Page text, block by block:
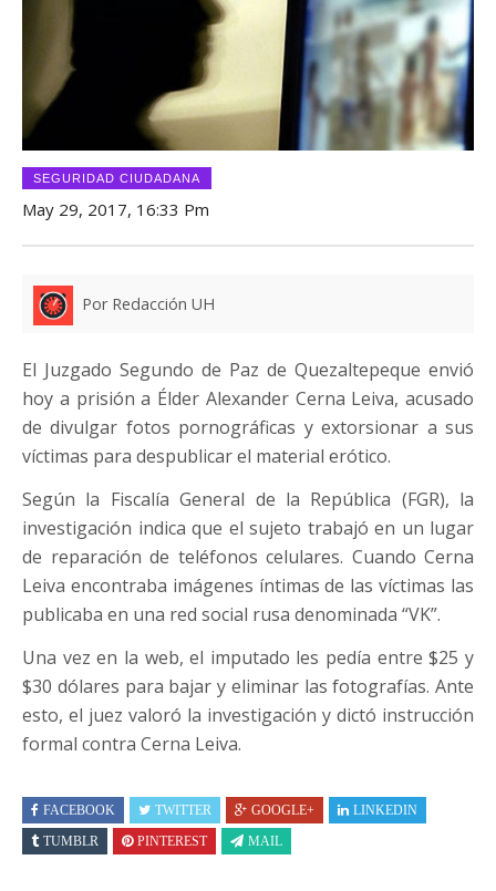
SEGURIDAD CIUDADANA
May 29, 2017, 16:33 Pm
Por Redacción UH
El Juzgado Segundo de Paz de Quezaltepeque envió
hoy a prisión a Élder Alexander Cerna Leiva, acusado
de divulgar fotos pornográficas y extorsionar a sus
víctimas para despublicar el material erótico.
Según la Fiscalía General de la República (FGR), la
investigación indica que el sujeto trabajó en un lugar
de reparación de teléfonos celulares. Cuando Cerna
Leiva encontraba imágenes íntimas de las víctimas las
publicaba en una red social rusa denominada “VK”.
Una vez en la web, el imputado les pedía entre $25 y
$30 dólares para bajar y eliminar las fotografías. Ante
esto, el juez valoró la investigación y dictó instrucción
formal contra Cerna Leiva.
FACEBOOK TWITTER GOOGLE+
LINKEDIN
TUMBLR
PINTEREST MAIL